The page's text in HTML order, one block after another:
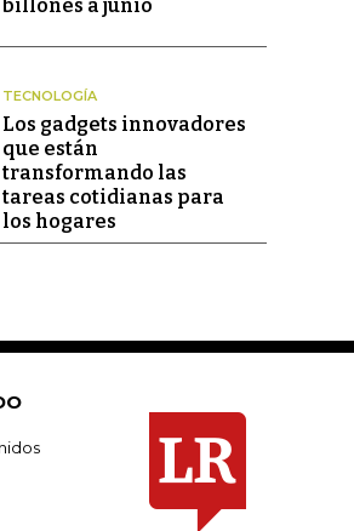
billones a junio
TECNOLOGÍA
Los gadgets innovadores
que están
transformando las
tareas cotidianas para
los hogares